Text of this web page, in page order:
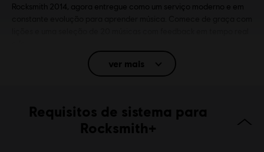
Rocksmith 2014, agora entregue como um serviço moderno e em
the ESRB
PC (Digital), PS5 (Digital), iOS, Android, Steam
ver mais
Requisitos de sistema para
Rocksmith+